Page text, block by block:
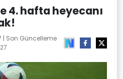
4. hafta heyecanı
| Son Güncelleme